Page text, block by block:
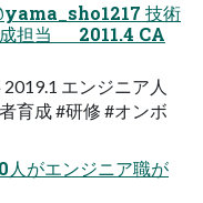
技術
成担当 2011.4 CA
エンジニア人
育成 #研修 #オンボ
がエンジニア職が